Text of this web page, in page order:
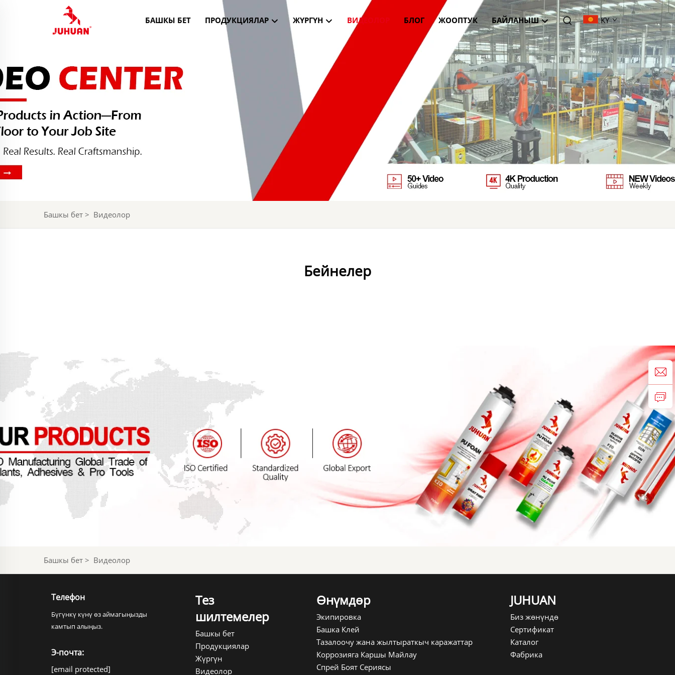
БАШКЫ БЕТ ПРОДУКЦИЯЛАР ЖҮРГҮН ВИДЕОЛОР БЛОГ ЖООПТУК БАЙЛАНЫШ KY
Башкы бет > Видеолор
Бейнелер
Башкы бет > Видеолор
Телефон
Бүгүнкү күнү өз аймагыңызды
камтып алыңыз.
Э-почта:
[email protected]
Тез
шилтемелер
Башкы бет
Продукциялар
Жүргүн
Видеолор
Өнүмдөр
Спрей Боят Сериясы
Коррозияга Каршы Майлау
Тазалоочу жана жылтыраткыч каражаттар
Башка Клей
Экипировка
JUHUAN
Биз жөнүндө
Сертификат
Каталог
Фабрика